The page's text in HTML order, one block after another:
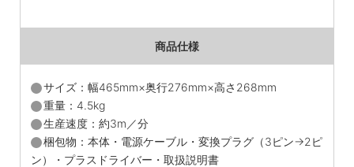
商品仕様
サイズ：幅465mm×奥行276mm×高さ268mm
重量：4.5kg
生産速度：約3m／分
梱包物：本体・電源ケーブル・変換プラグ（3ピン→2ピ
ン）・プラスドライバー・取扱説明書